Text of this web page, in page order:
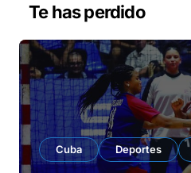
e
o
Te has perdido
Cuba Deportes